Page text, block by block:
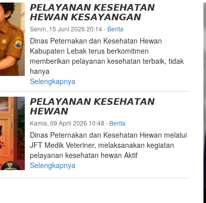
𝙋𝙀𝙇𝘼𝙔𝘼𝙉𝘼𝙉 𝙆𝙀𝙎𝙀𝙃𝘼𝙏𝘼𝙉
𝙃𝙀𝙒𝘼𝙉 𝙆𝙀𝙎𝘼𝙔𝘼𝙉𝙂𝘼𝙉
Senin, 15 Juni 2026 20:14- Berita
Dinas Peternakan dan Kesehatan Hewan
Kabupaten Lebak terus berkomitmen
memberikan pelayanan kesehatan terbaik, tidak
hanya
Selengkapnya
𝙋𝙀𝙇𝘼𝙔𝘼𝙉𝘼𝙉 𝙆𝙀𝙎𝙀𝙃𝘼𝙏𝘼𝙉
𝙃𝙀𝙒𝘼𝙉
Kamis, 09 April 2026 10:48 - Berita
Dinas Peternakan dan Kesehatan Hewan melalui
JFT Medik Veteriner, melaksanakan kegiatan
pelayanan kesehatan hewan Aktif
Selengkapnya